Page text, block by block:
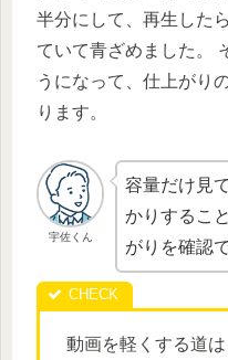
半分にして、再生した
ていて青ざめました。
うになって、仕上がり
ります。
宇佐くん
容量だけ見
かりするこ
がりを確認
動画を軽くする道